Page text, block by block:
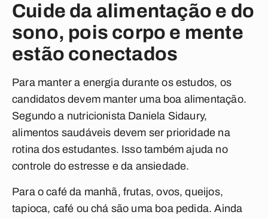
Cuide da alimentação e do
sono, pois corpo e mente
estão conectados
Para manter a energia durante os estudos, os
candidatos devem manter uma boa alimentação.
Segundo a nutricionista Daniela Sidaury,
alimentos saudáveis devem ser prioridade na
rotina dos estudantes. Isso também ajuda no
controle do estresse e da ansiedade.
Para o café da manhã, frutas, ovos, queijos,
tapioca, café ou chá são uma boa pedida. Ainda